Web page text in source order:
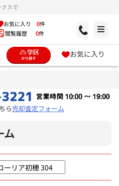
クスで
お気に入り 0件
閲覧履歴 0件
お気に入り
ら売却査定フォーム
ム